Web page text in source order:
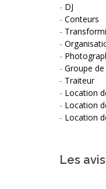
- DJ
- Conteurs
-
-
-
- Groupe
- Traiteur
- Location
- Location
- Location
Les